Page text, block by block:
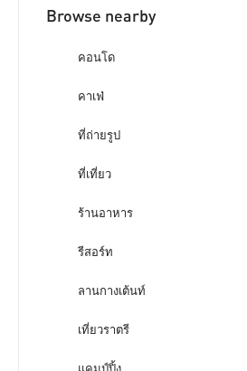
Browse nearby
คอนโด
คาเฟ่
ที่ถ่ายรูป
ที่เที่ยว
ร้านอาหาร
รีสอร์ท
ลานกางเต้นท์
เที่ยวราตรี